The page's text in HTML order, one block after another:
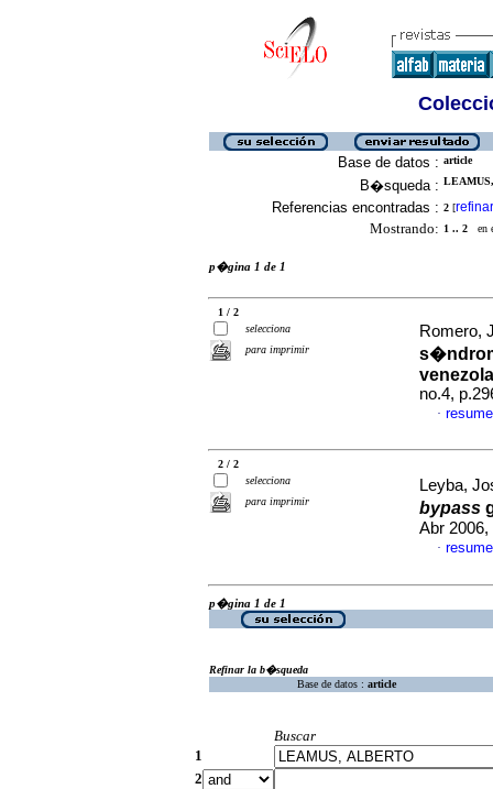
Base de datos : article
B�squeda :
Referencias encontradas : 2 [refinar
Mostrando: 1 .. 2 en
p�gina 1 de 1
1 / 2
selecciona
para imprimir
Romero,
no.4,
·
2 / 2
selecciona
para imprimir
Leyba,
bypass
Abr 2006,
·
p�gina 1 de 1
Refinar la b�squeda
Base de datos : article
Buscar
1
2